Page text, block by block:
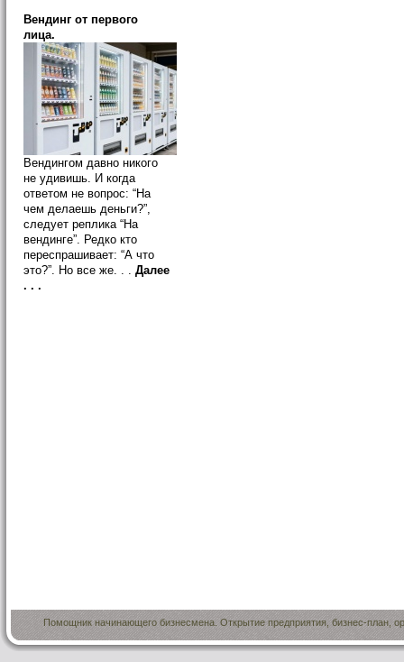
Вендинг от первого
лица.
Вендингом давно никого
не удивишь. И когда
ответом не вопрос: “На
чем делаешь деньги?”,
следует реплика “На
вендинге”. Редко кто
переспрашивает: “А что
это?”. Но все же. . . Далее
. . .
Помощник начинающего бизнесмена. Открытие предприятия, бизнес-план,